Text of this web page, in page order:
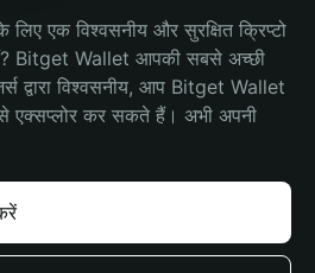
एक विश्वसनीय और सुरक्षित क्रिप्टो
Bitget Wallet आपकी सबसे अच्छी
द्वारा विश्वसनीय, आप Bitget Wallet
एक्सप्लोर कर सकते हैं। अभी अपनी